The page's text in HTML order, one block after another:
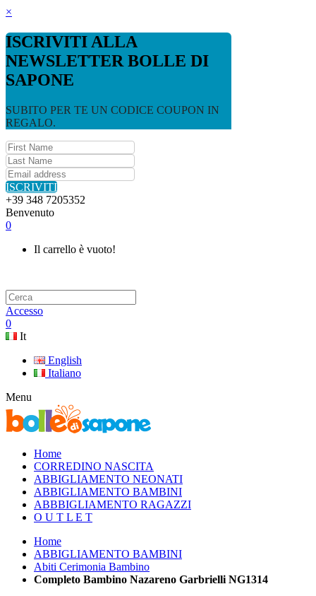
×
ISCRIVITI ALLA
NEWSLETTER BOLLE DI
SAPONE
SUBITO PER TE UN CODICE COUPON IN
REGALO.
ISCRIVITI
+39 348 7205352
Benvenuto
0
Il carrello è vuoto!
Accesso
0
It
English
Italiano
Menu
Home
CORREDINO NASCITA
ABBIGLIAMENTO NEONATI
ABBIGLIAMENTO BAMBINI
ABBBIGLIAMENTO RAGAZZI
O U T L E T
Home
ABBIGLIAMENTO BAMBINI
Abiti Cerimonia Bambino
Completo Bambino Nazareno Garbrielli NG1314